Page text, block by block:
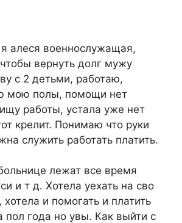
алеся военнослужащая,
вернуть долг мужу
с 2 детьми, работаю,
мою полы, помощи нет
работы, устала уже нет
крелит. Понимаю что руки
служить работать платить.
лежат все время
и т д. Хотела уехать на сво
и помогать и платить
пол года но увы. Как выйти с